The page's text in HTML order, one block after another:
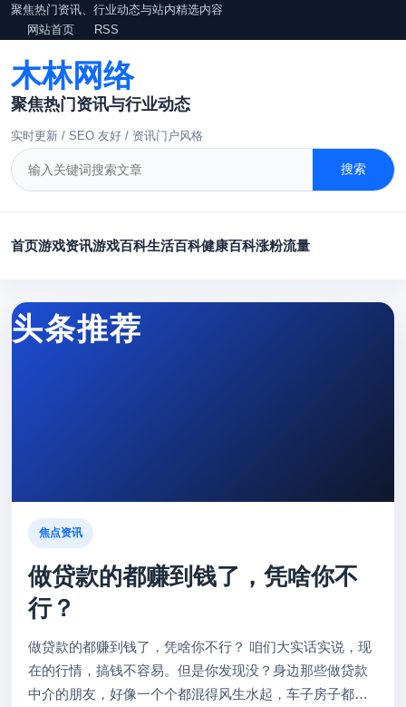
聚焦热门资讯、行业动态与站内精选内容
网站首页
RSS
木林网络
聚焦热门资讯与行业动态
实时更新 / SEO 友好 / 资讯门户风格
搜索
首页游戏资讯游戏百科生活百科健康百科涨粉流量
头条推荐
焦点资讯
做贷款的都赚到钱了，凭啥你不
行？
做贷款的都赚到钱了，凭啥你不行？ 咱们大实话实说，现
在的行情，搞钱不容易。但是你发现没？身边那些做贷款
中介的朋友，好像一个个都混得风生水起，车子房子都换